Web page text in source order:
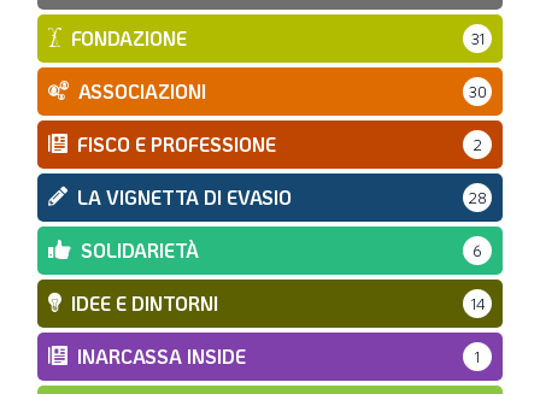
FONDAZIONE 31
ASSOCIAZIONI 30
FISCO E PROFESSIONE 2
LA VIGNETTA DI EVASIO 28
SOLIDARIETÀ 6
IDEE E DINTORNI 14
INARCASSA INSIDE 1